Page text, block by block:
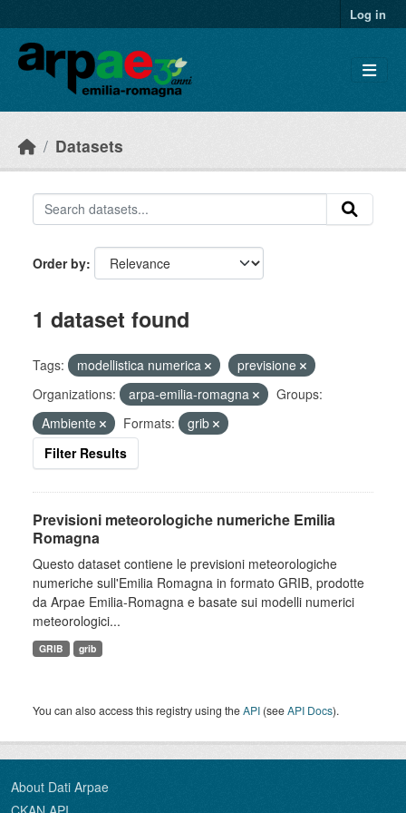
Log in
Datasets
Order by
1 dataset found
Tags: modellistica numerica
previsione
Organizations:
arpa-emilia-romagna
Groups:
Ambiente
Formats:
grib
Filter Results
Previsioni meteorologiche numeriche Emilia
Romagna
Questo dataset contiene le previsioni meteorologiche
numeriche sull'Emilia Romagna in formato GRIB, prodotte
da Arpae Emilia-Romagna e basate sui modelli numerici
meteorologici...
GRIB grib
You can also access this registry using theAPI (seeAPI Docs).
About Dati Arpae